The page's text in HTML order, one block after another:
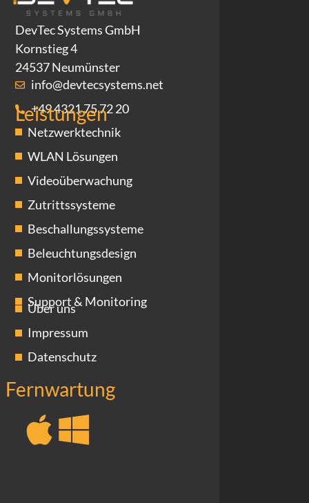
DevTec Systems GmbH
Kornstieg 4
24537 Neumünster
info@devtecsystems.net
+49 4321 75 72 20
Leistungen
Netzwerktechnik
WLAN Lösungen
Videoüberwachung
Zutrittssysteme
Beschallungssysteme
Beleuchtungsdesign
Monitorlösungen
Support & Monitoring
Über uns
Impressum
Datenschutz
Fernwartung